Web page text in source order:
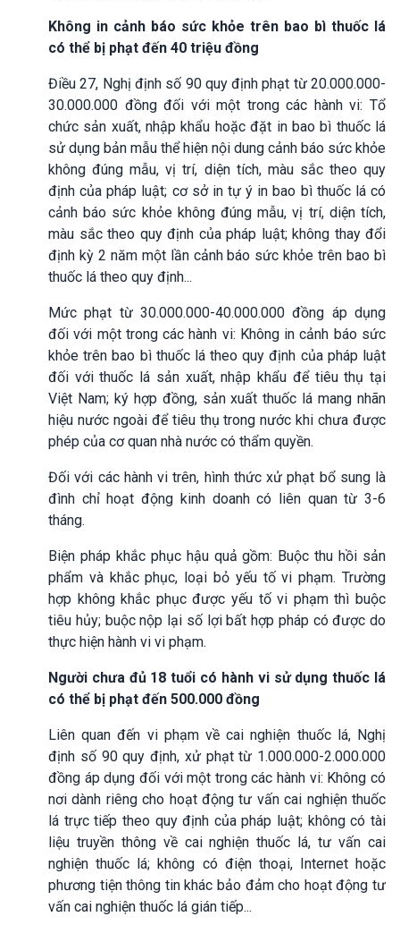
Không in cảnh báo sức khỏe trên bao bì thuốc lá
có thể bị phạt đến 40 triệu đồng
Điều 27, Nghị định số 90 quy định phạt từ 20.000.000-
30.000.000 đồng đối với một trong các hành vi: Tổ
chức sản xuất, nhập khẩu hoặc đặt in bao bì thuốc lá
sử dụng bản mẫu thể hiện nội dung cảnh báo sức khỏe
không đúng mẫu, vị trí, diện tích, màu sắc theo quy
định của pháp luật; cơ sở in tự ý in bao bì thuốc lá có
cảnh báo sức khỏe không đúng mẫu, vị trí, diện tích,
màu sắc theo quy định của pháp luật; không thay đổi
định kỳ 2 năm một lần cảnh báo sức khỏe trên bao bì
thuốc lá theo quy định...
Mức phạt từ 30.000.000-40.000.000 đồng áp dụng
đối với một trong các hành vi: Không in cảnh báo sức
khỏe trên bao bì thuốc lá theo quy định của pháp luật
đối với thuốc lá sản xuất, nhập khẩu để tiêu thụ tại
Việt Nam; ký hợp đồng, sản xuất thuốc lá mang nhãn
hiệu nước ngoài để tiêu thụ trong nước khi chưa được
phép của cơ quan nhà nước có thẩm quyền.
Đối với các hành vi trên, hình thức xử phạt bổ sung là
đình chỉ hoạt động kinh doanh có liên quan từ 3-6
tháng.
Biện pháp khắc phục hậu quả gồm: Buộc thu hồi sản
phẩm và khắc phục, loại bỏ yếu tố vi phạm. Trường
hợp không khắc phục được yếu tố vi phạm thì buộc
tiêu hủy; buộc nộp lại số lợi bất hợp pháp có được do
thực hiện hành vi vi phạm.
Người chưa đủ 18 tuổi có hành vi sử dụng thuốc lá
có thể bị phạt đến 500.000 đồng
Liên quan đến vi phạm về cai nghiện thuốc lá, Nghị
định số 90 quy định, xử phạt từ 1.000.000-2.000.000
đồng áp dụng đối với một trong các hành vi: Không có
nơi dành riêng cho hoạt động tư vấn cai nghiện thuốc
lá trực tiếp theo quy định của pháp luật; không có tài
liệu truyền thông về cai nghiện thuốc lá, tư vấn cai
nghiện thuốc lá; không có điện thoại, Internet hoặc
phương tiện thông tin khác bảo đảm cho hoạt động tư
vấn cai nghiện thuốc lá gián tiếp...